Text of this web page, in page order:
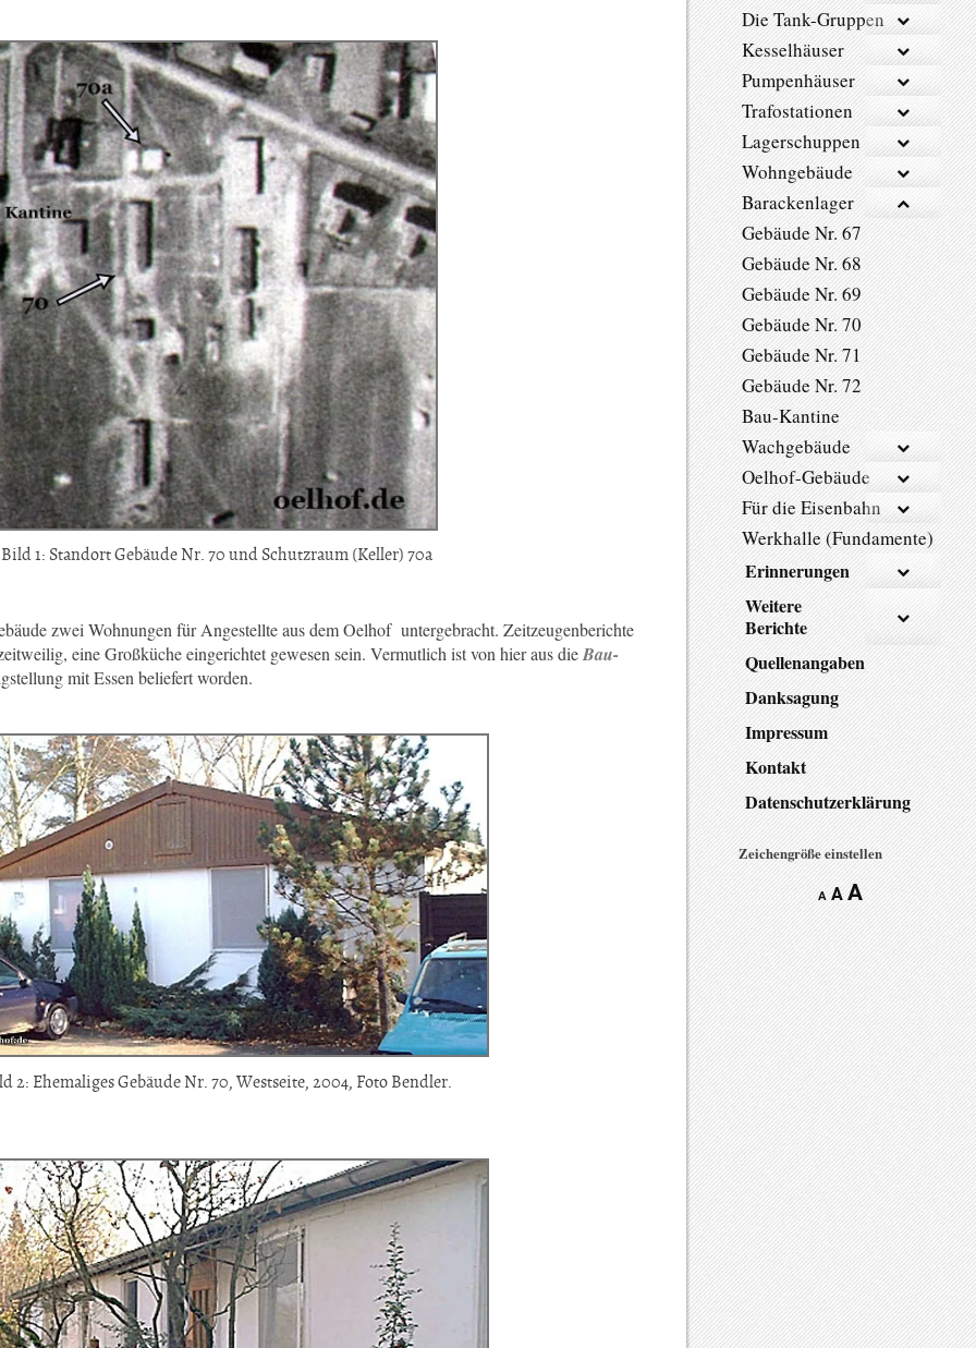
Bild 1: Standort Gebäude Nr. 70 und Schutzraum (Keller) 70a
zwei Wohnungen für Angestellte aus dem Oelhof untergebracht. Zeitzeugenberichte
eine Großküche eingerichtet gewesen sein. Vermutlich ist von hier aus dieBau-
mit Essen beliefert worden.
2: Ehemaliges Gebäude Nr. 70, Westseite, 2004, Foto Bendler.
Die Tank-Gruppen
Kesselhäuser
Pumpenhäuser
Trafostationen
Lagerschuppen
Wohngebäude
Barackenlager
Gebäude Nr. 67
Gebäude Nr. 68
Gebäude Nr. 69
Gebäude Nr. 70
Gebäude Nr. 71
Gebäude Nr. 72
Bau-Kantine
Wachgebäude
Oelhof-Gebäude
Für die Eisenbahn
Werkhalle (Fundamente)
Erinnerungen
Weitere
Berichte
Quellenangaben
Danksagung
Impressum
Kontakt
Datenschutzerklärung
Zeichengröße einstellen
A A A